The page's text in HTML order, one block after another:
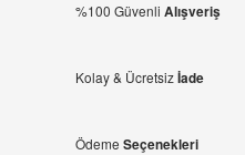
%100 Güvenli Alışveriş
Kolay & Ücretsizİade
Ödeme Seçenekleri